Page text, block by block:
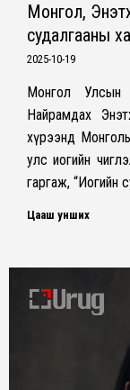
Монгол,
судалгааны
2025-10-19
Монгол Улсын
Найрамдах
хүрээнд
улс иогийн
гаргаж, “Иогийн
Цааш унших